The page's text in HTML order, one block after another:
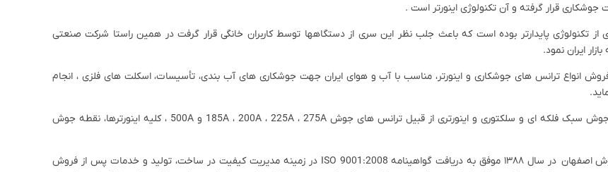
قرار گرفته و آن تكنولوژى اينورتر است .
تکنولوژی پایدارتر بوده است که باعث جلب نظر این سری از دستگاهها توسط کاربران خانگی قرار گرفت در همین راستا شرکت صنعتی
ایران نمود.
انواع ترانس های جوشکاری و اینورتر، مناسب با آب و هوای ایران جهت جوشکاری های آب بندی، تأسیسات، اسکلت های فلزی ، انجام
تولید، خدمات پس از فروش، تعمیرات و تهیه و تامین ابزار آلات انواع ترانس های جوش سبک فلکه ای و سلکتوری و اینورتری از قبیل ترانس های جوش 185A ، 200A ، 225A ، 275A و 500A ، کلیه اینورترها، نقطه جوش
رشد و پیشرفت این مجموعه در عرصه تولید موجب شد که شرکت صنعتی الکتروجوش اصفهان در سال ١٣٨٨ موفق به دریافت گواهینامه ISO 9001:2008 در زمینه مدیریت کیفیت در ساخت، تولید و خدمات پس از فروش